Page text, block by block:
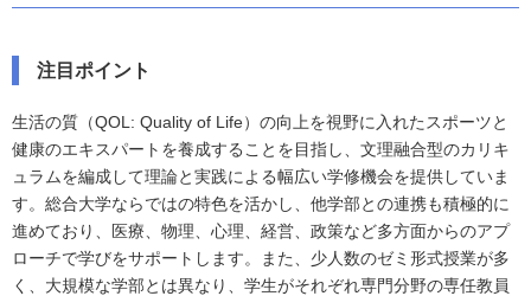
注目ポイント
生活の質（QOL: Quality of Life）の向上を視野に入れたスポーツと
健康のエキスパートを養成することを目指し、文理融合型のカリキ
ュラムを編成して理論と実践による幅広い学修機会を提供していま
す。総合大学ならではの特色を活かし、他学部との連携も積極的に
進めており、医療、物理、心理、経営、政策など多方面からのアプ
ローチで学びをサポートします。また、少人数のゼミ形式授業が多
く、大規模な学部とは異なり、学生がそれぞれ専門分野の専任教員